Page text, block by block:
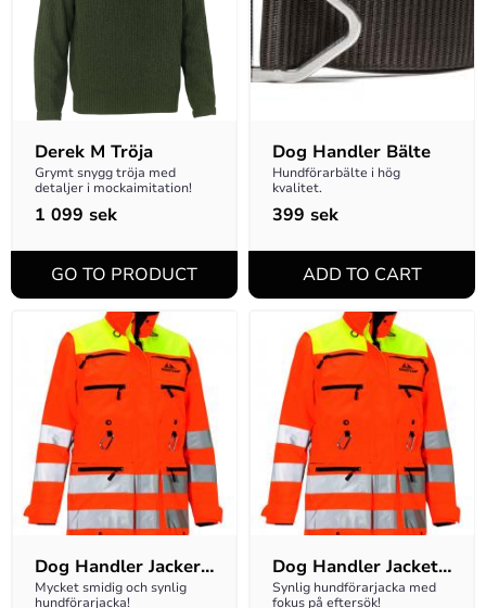
Derek M Tröja
Grymt snygg tröja med
detaljer i mockaimitation!
1 099 sek
Dog Handler Bälte
Hundförarbälte i hög
kvalitet.
399 sek
Dog Handler Jacker
Nicco W
Mycket smidig och synlig
hundförarjacka!
Dog Handler Jacket
Nicco M
Synlig hundförarjacka med
fokus på eftersök!